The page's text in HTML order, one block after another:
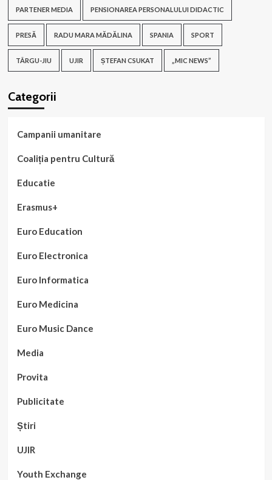
PARTENER MEDIA PENSIONAREA PERSONALULUI DIDACTIC
PRESĂ RADU MARA MĂDĂLINA SPANIA SPORT
TÂRGU-JIU UJIR ȘTEFAN CSUKAT „MIC NEWS”
Categorii
Campanii umanitare
Coaliția pentru Cultură
Educatie
Erasmus+
Euro Education
Euro Electronica
Euro Informatica
Euro Medicina
Euro Music Dance
Media
Provita
Publicitate
Știri
UJIR
Youth Exchange